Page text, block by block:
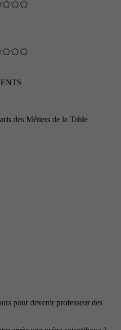
des Métiers de la Table
pour devenir professeur des